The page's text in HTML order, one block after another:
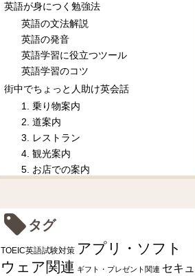
英語が身につく勉強法
英語の文法解説
英語の発音
英語学習に役立つツール
英語学習のコツ
街中でちょっと人助け英会話
1. 乗り物案内
2. 道案内
3. レストラン
4. 観光案内
5. お店での案内
タグ
TOEIC英語試験対策 アプリ・ソフト
ウェア関連 ギフト・プレゼント関連 セキュ